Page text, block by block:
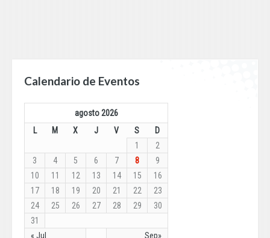
Calendario de Eventos
agosto 2026
L
M X J V S D
« Jul Sep»
1
2
3
4 5 6 7 8
9
10
11 12 13 14 15
16
17
18 19 20 21 22
23
24
25 26 27 28 29
30
31